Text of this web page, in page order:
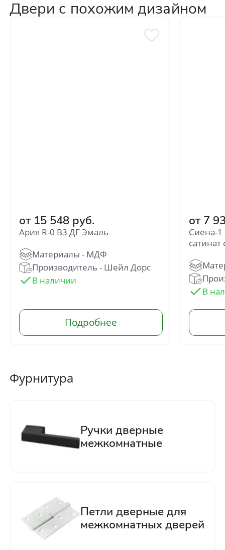
Двери с похожим дизайном
от 15 548 руб.
Ария R-0 В3 ДГ Эмаль
Производитель - Шейл Дорс
от 7
Сиена-1
Фурнитура
Отправить
Нажимая кнопку «Отправить», Вы
соглашаетесь с политикой обработки